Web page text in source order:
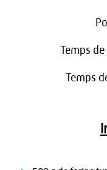
Temps
Temps